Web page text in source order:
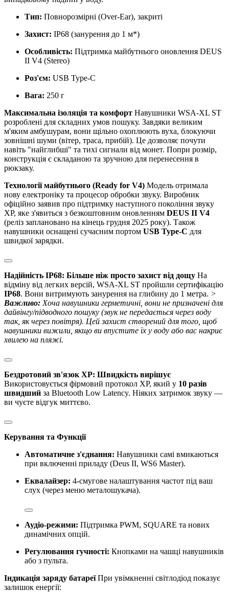
Тип: Повнорозмірні (Over-Ear), закриті
Захист: IP68 (занурення до 1 м*)
Особливість: Підтримка майбутнього оновлення DEUS
II V4 (Stereo)
Роз'єм: USB Type-C
Вага: 250 г
Максимальна ізоляція та комфорт Навушники WSA-XL ST
розроблені для складних умов пошуку. Завдяки великим
м'яким амбушурам, вони щільно охоплюють вуха, блокуючи
зовнішні шуми (вітер, траса, прибій). Це дозволяє почути
навіть "найглибші" та тихі сигнали від монет. Попри розмір,
конструкція є складаною та зручною для перенесення в
рюкзаку.
Технології майбутнього (Ready for V4) Модель отримала
нову електроніку та процесор обробки звуку. Виробник
офіційно заявив про підтримку наступного покоління звуку
XP, яке з'явиться з безкоштовним оновленням DEUS II V4
(реліз заплановано на кінець грудня 2025 року). Також
навушники оснащені сучасним портом USB Type-C для
швидкої зарядки.
Надійність IP68: Більше ніж просто захист від дощу На
відміну від легких версій, WSA-XL ST пройшли сертифікацію
IP68. Вони витримують занурення на глибину до 1 метра. >
Важливо: Хоча навушники герметичні, вони не призначені для
дайвінгу/підводного пошуку (звук не передається через воду
так, як через повітря). Цей захист створений для того, щоб
навушники вижили, якщо ви впустите їх у воду або вас накриє
хвилею на пляжі.
Бездротовий зв'язок XP: Швидкість вирішує
Використовується фірмовий протокол XP, який у 10 разів
швидший за Bluetooth Low Latency. Ніяких затримок звуку —
ви чуєте відгук миттєво.
Керування та Функції
Автоматичне з'єднання: Навушники самі вмикаються
при включенні приладу (Deus II, WS6 Master).
Еквалайзер: 4-смугове налаштування частот під ваш
слух (через меню металошукача).
Аудіо-режими: Підтримка PWM, SQUARE та нових
динамічних опцій.
Регулювання гучності: Кнопками на чашці навушників
або з пульта.
Індикація заряду батареїПри увімкненні світлодіод показує
залишок енергії: